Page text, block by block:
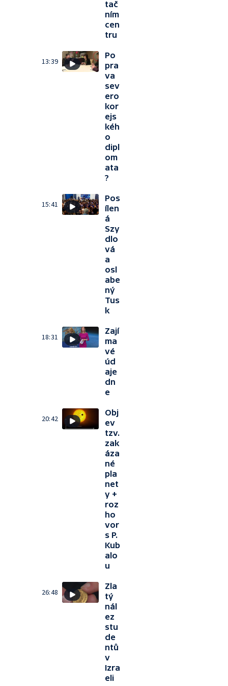
tač
ním
cen
tru
13:39
Po
pra
va
sev
ero
kor
ejs
kéh
o
dipl
om
ata
?
15:41
Pos
ílen
á
Szy
dlo
vá
a
osl
abe
ný
Tus
k
18:31
Zají
ma
vé
úd
aje
dn
e
20:42
Obj
ev
tzv.
zak
áza
né
pla
net
y +
roz
ho
vor
s P.
Kub
alo
u
26:48
Zla
tý
nál
ez
stu
de
ntů
v
Izra
eli